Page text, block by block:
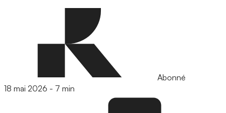
Abonné
18 mai 2026 - 7 min